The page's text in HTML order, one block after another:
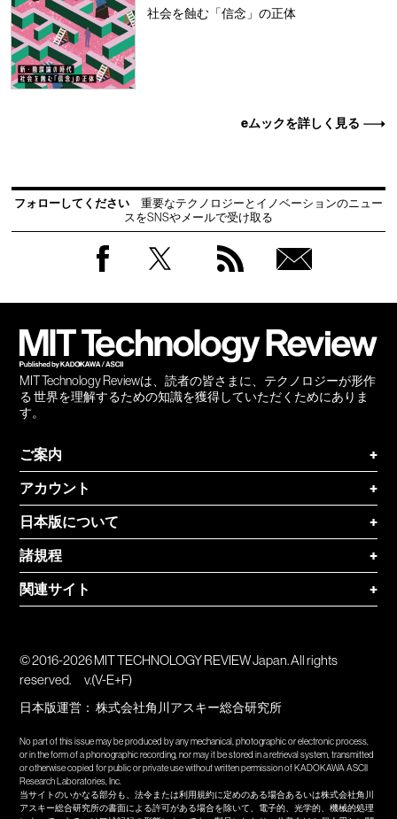
社会を蝕む「信念」の正体
eムックを詳しく見る
フォローしてください
重要なテクノロジーとイノベーションのニュー
スをSNSやメールで受け取る
MIT Technology Reviewは、読者の皆さまに、テクノロジーが形作
る 世界を理解するための知識を獲得していただくためにありま
す。
ご案内
+
アカウント
+
日本版について
+
諸規程
+
関連サイト
+
© 2016-2026 MIT TECHNOLOGY REVIEW Japan. All rights
reserved.
v.(V-E+F)
日本版運営：株式会社角川アスキー総合研究所
No part of this issue may be produced by any mechanical, photographic or electronic process,
or in the form of a phonographic recording, nor may it be stored in a retrieval system, transmitted
or otherwise copied for public or private use without written permission of KADOKAWA ASCII
Research Laboratories, Inc.
当サイトのいかなる部分も、法令または利用規約に定めのある場合あるいは株式会社角川
アスキー総合研究所の書面による許可がある場合を除いて、電子的、光学的、機械的処理